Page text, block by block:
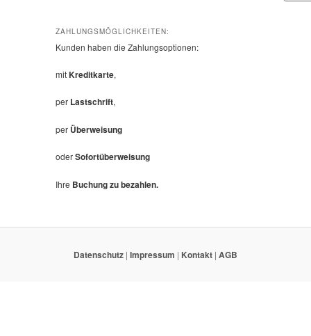
ZAHLUNGSMÖGLICHKEITEN:
Kunden haben die Zahlungsoptionen:
mitKreditkarte,
per Lastschrift,
per Überweisung
oderSofortüberweisung
Ihre Buchung zu bezahlen.
Datenschutz | Impressum | Kontakt | AGB